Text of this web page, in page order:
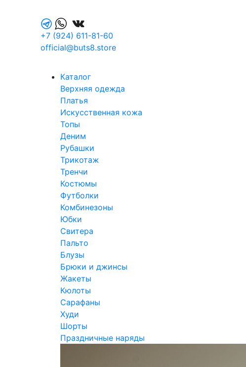
+7 (924) 611-81-60
official@buts8.store
Каталог
Верхняя одежда
Платья
Искусственная кожа
Топы
Деним
Рубашки
Трикотаж
Тренчи
Костюмы
Футболки
Комбинезоны
Юбки
Свитера
Пальто
Блузы
Брюки и джинсы
Жакеты
Кюлоты
Сарафаны
Худи
Шорты
Праздничные наряды